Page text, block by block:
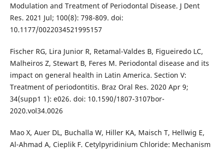
Modulation and Treatment of Periodontal Disease. J Dent
Res. 2021 Jul; 100(8): 798-809. doi:
10.1177/0022034521995157
Fischer RG, Lira Junior R, Retamal-Valdes B, Figueiredo LC,
Malheiros Z, Stewart B, Feres M. Periodontal disease and its
impact on general health in Latin America. Section V:
Treatment of periodontitis. Braz Oral Res. 2020 Apr 9;
34(supp1 1): e026. doi: 10.1590/1807-3107bor-
2020.vol34.0026
Mao X, Auer DL, Buchalla W, Hiller KA, Maisch T, Hellwig E,
Al-Ahmad A, Cieplik F. Cetylpyridinium Chloride: Mechanism